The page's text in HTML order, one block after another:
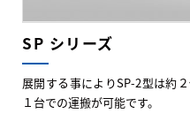
SP シリーズ
展開する事によりSP-2型は約
１台での運搬が可能です。